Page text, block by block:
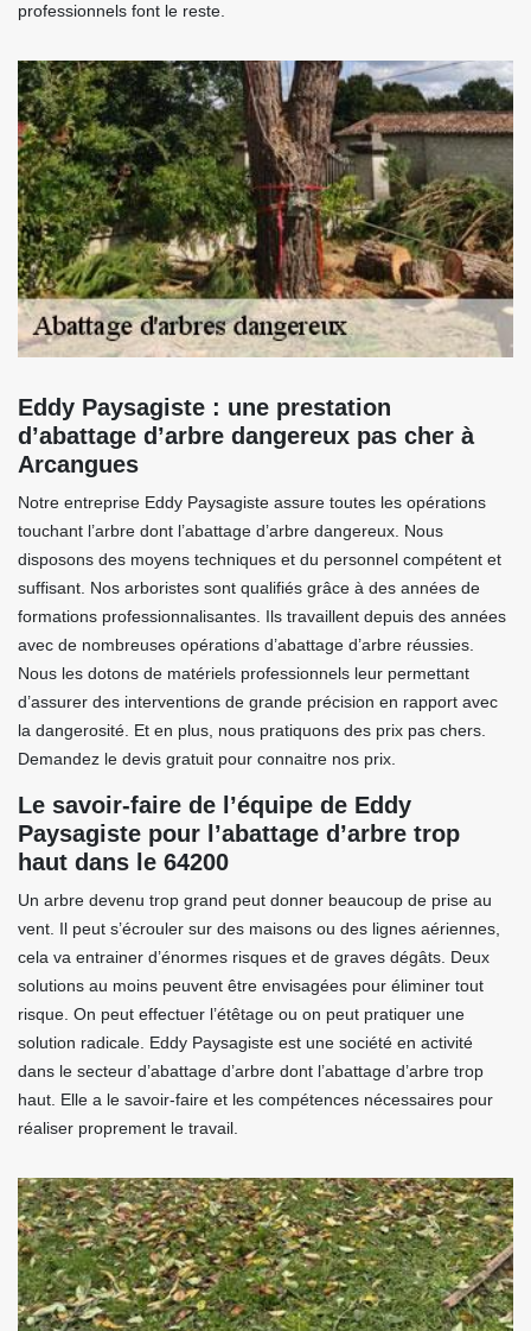
professionnels font le reste.
Eddy Paysagiste : une prestation
d’abattage d’arbre dangereux pas cher à
Arcangues
Notre entreprise Eddy Paysagiste assure toutes les opérations
touchant l’arbre dont l’abattage d’arbre dangereux. Nous
disposons des moyens techniques et du personnel compétent et
suffisant. Nos arboristes sont qualifiés grâce à des années de
formations professionnalisantes. Ils travaillent depuis des années
avec de nombreuses opérations d’abattage d’arbre réussies.
Nous les dotons de matériels professionnels leur permettant
d’assurer des interventions de grande précision en rapport avec
la dangerosité. Et en plus, nous pratiquons des prix pas chers.
Demandez le devis gratuit pour connaitre nos prix.
Le savoir-faire de l’équipe de Eddy
Paysagiste pour l’abattage d’arbre trop
haut dans le 64200
Un arbre devenu trop grand peut donner beaucoup de prise au
vent. Il peut s’écrouler sur des maisons ou des lignes aériennes,
cela va entrainer d’énormes risques et de graves dégâts. Deux
solutions au moins peuvent être envisagées pour éliminer tout
risque. On peut effectuer l’étêtage ou on peut pratiquer une
solution radicale. Eddy Paysagiste est une société en activité
dans le secteur d’abattage d’arbre dont l’abattage d’arbre trop
haut. Elle a le savoir-faire et les compétences nécessaires pour
réaliser proprement le travail.